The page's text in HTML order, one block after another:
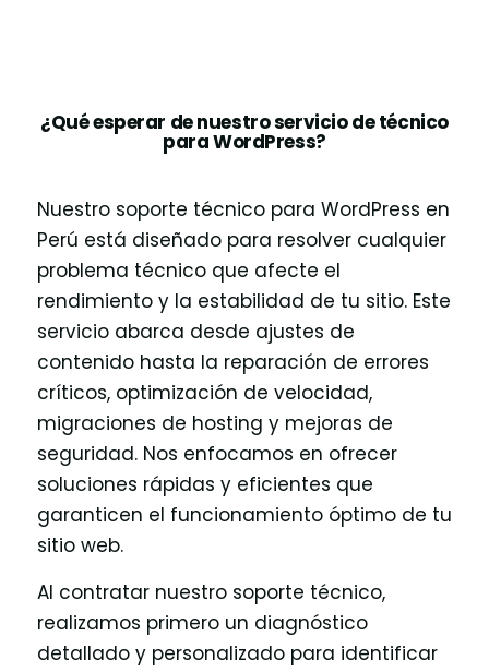
¿Qué esperar de nuestro servicio de técnico
para WordPress?
Nuestro soporte técnico para WordPress en
Perú está diseñado para resolver cualquier
problema técnico que afecte el
rendimiento y la estabilidad de tu sitio. Este
servicio abarca desde ajustes de
contenido hasta la reparación de errores
críticos, optimización de velocidad,
migraciones de hosting y mejoras de
seguridad. Nos enfocamos en ofrecer
soluciones rápidas y eficientes que
garanticen el funcionamiento óptimo de tu
sitio web.
Al contratar nuestro soporte técnico,
realizamos primero un diagnóstico
detallado y personalizado para identificar